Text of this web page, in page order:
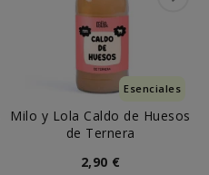
Esenciales
Milo y Lola Caldo de Huesos
de Ternera
2,90 €